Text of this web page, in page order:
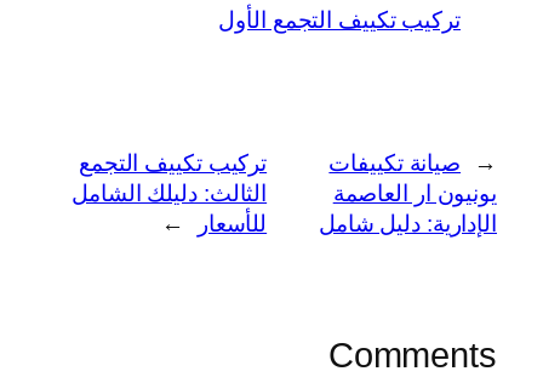
تركيب تكييف التجمع الأول
←
صيانة تكييفات
يونيون ار العاصمة
الإدارية: دليل شامل
تركيب تكييف التجمع
الثالث: دليلك الشامل
للأسعار
→
Comments